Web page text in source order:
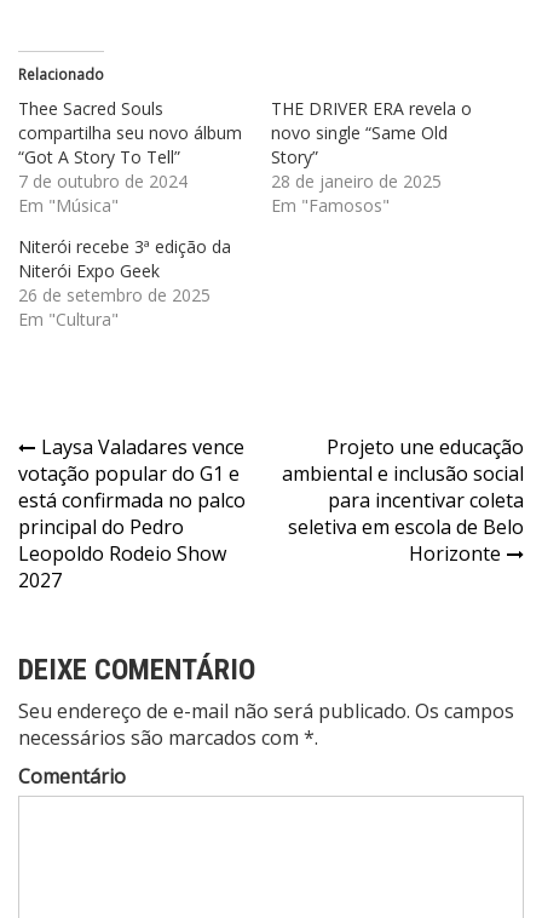
Relacionado
Thee Sacred Souls
compartilha seu novo álbum
“Got A Story To Tell”
7 de outubro de 2024
Em "Música"
THE DRIVER ERA revela o
novo single “Same Old
Story”
28 de janeiro de 2025
Em "Famosos"
Niterói recebe 3ª edição da
Niterói Expo Geek
26 de setembro de 2025
Em "Cultura"
Navegação
de
Post
Laysa Valadares vence
votação popular do G1 e
está confirmada no palco
principal do Pedro
Leopoldo Rodeio Show
2027
Projeto une educação
ambiental e inclusão social
para incentivar coleta
seletiva em escola de Belo
Horizonte
DEIXE COMENTÁRIO
Seu endereço de e-mail não será publicado. Os campos
necessários são marcados com *.
Comentário